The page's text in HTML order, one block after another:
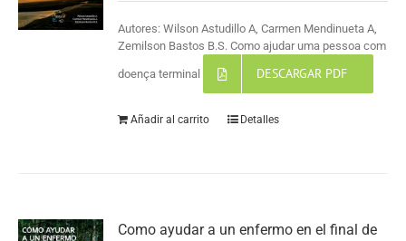
Autores: Wilson Astudillo A, Carmen Mendinueta A,
Zemilson Bastos B.S. Como ajudar uma pessoa com
doença terminal DESCARGAR PDF
Añadir al carrito Detalles
Como ayudar a un enfermo en el final de